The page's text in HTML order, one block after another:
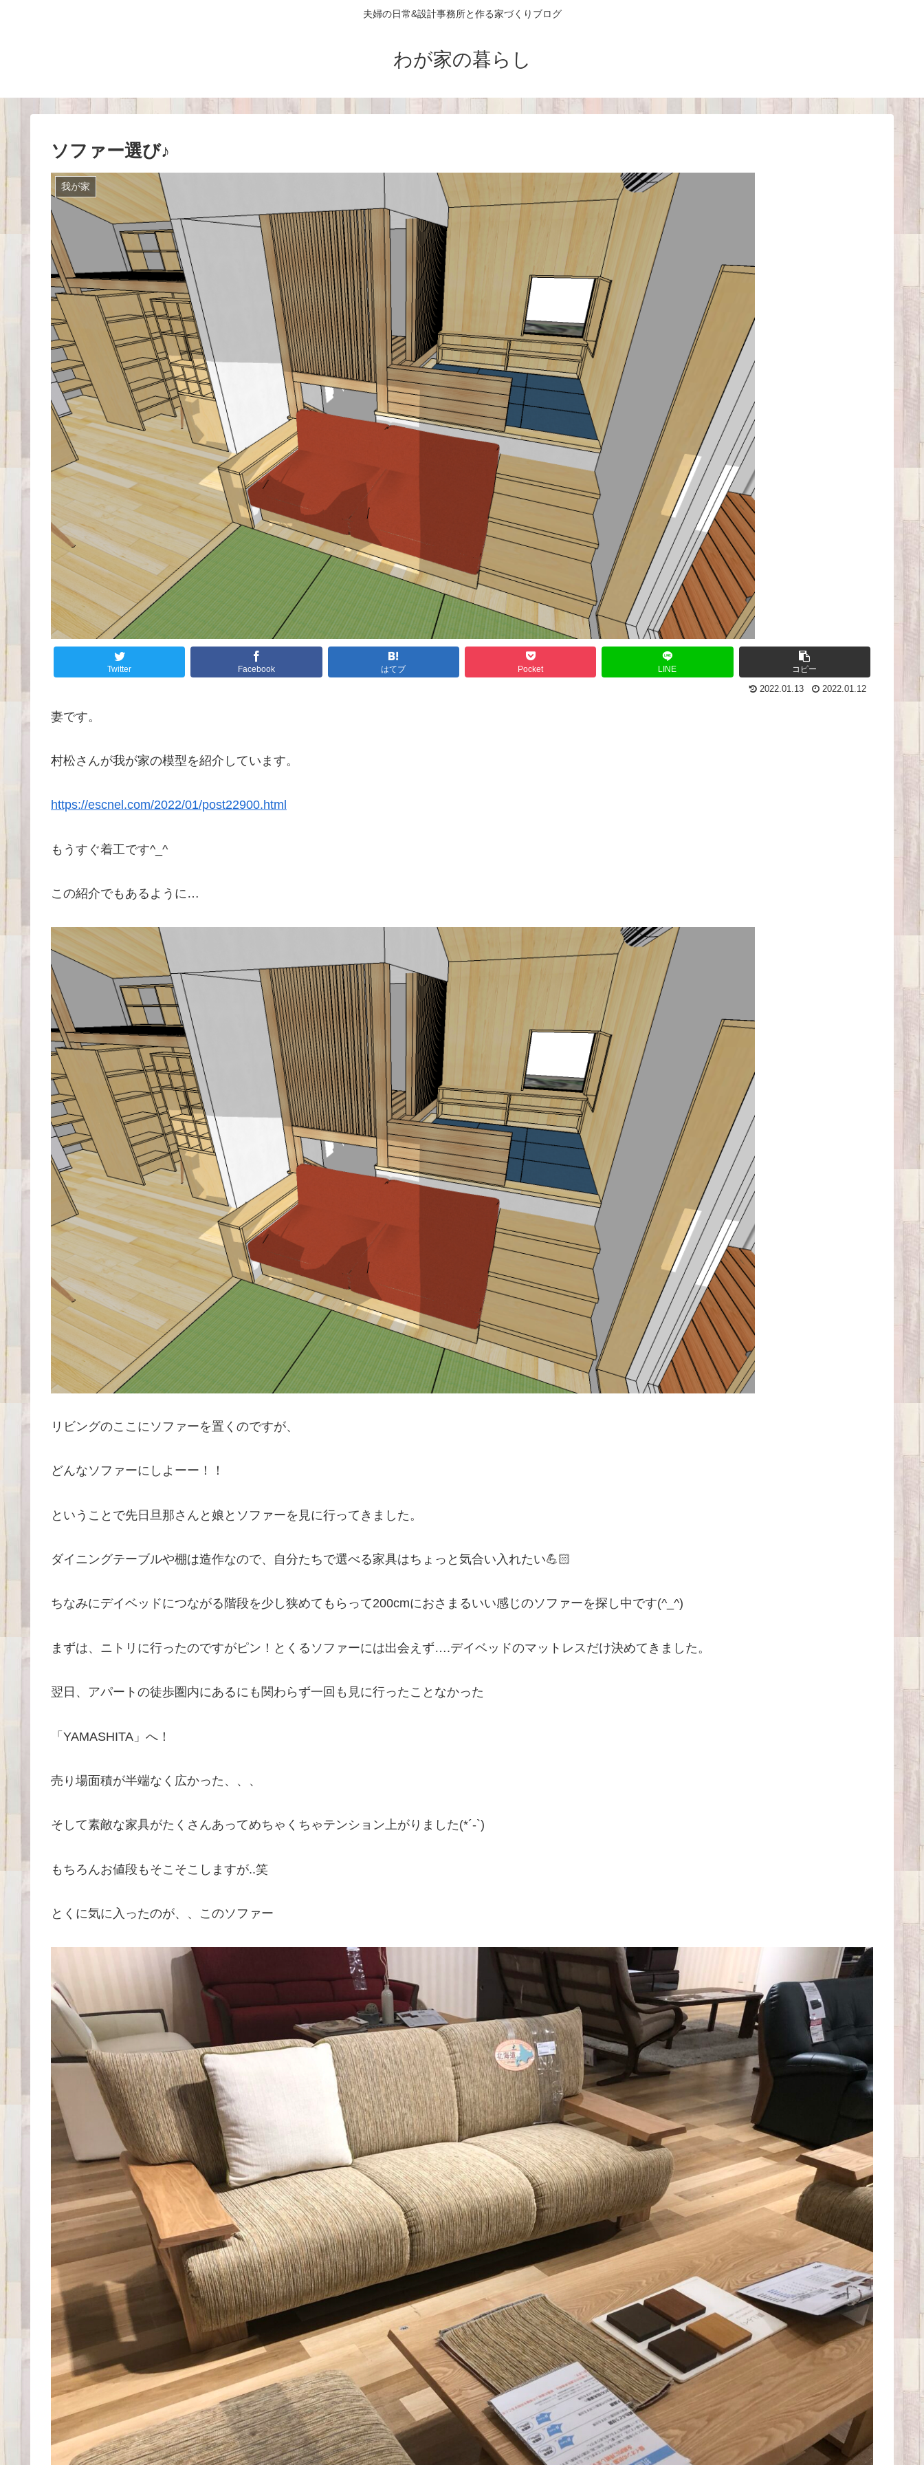
夫婦の日常&設計事務所と作る家づくりブログ
わが家の暮らし
ソファー選び♪
我が家
Twitter Facebook はてブ Pocket LINE コピー
2022.01.13 2022.01.12
妻です。
村松さんが我が家の模型を紹介しています。
https://escnel.com/2022/01/post22900.html
もうすぐ着工です^_^
この紹介でもあるように…
リビングのここにソファーを置くのですが、
どんなソファーにしよーー！！
ということで先日旦那さんと娘とソファーを見に行ってきました。
ダイニングテーブルや棚は造作なので、自分たちで選べる家具はちょっと気合い入れたい💪🏻
ちなみにデイベッドにつながる階段を少し狭めてもらって200cmにおさまるいい感じのソファーを探し中です(^_^)
まずは、ニトリに行ったのですがピン！とくるソファーには出会えず….デイベッドのマットレスだけ決めてきました。
翌日、アパートの徒歩圏内にあるにも関わらず一回も見に行ったことなかった
「YAMASHITA」へ！
売り場面積が半端なく広かった、、、
そして素敵な家具がたくさんあってめちゃくちゃテンション上がりました(*´-`)
もちろんお値段もそこそこしますが..笑
とくに気に入ったのが、、このソファー